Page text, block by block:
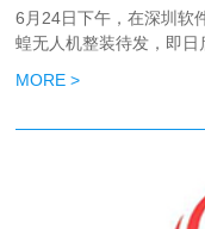
6月24日下午，在深圳软
蝗无人机整装待发，即日
MORE >